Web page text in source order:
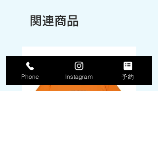
関連商品
Phone Instagram 予約